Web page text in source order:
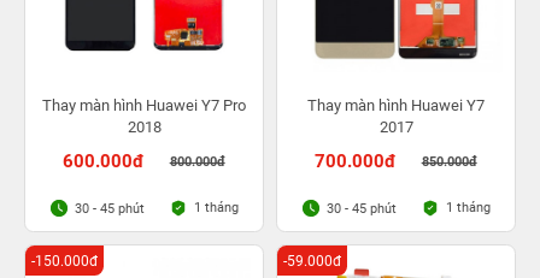
Thay màn hình Huawei Y7 Pro
2018
600.000đ 800.000đ
30 - 45 phút 1 tháng
Thay màn hình Huawei Y7
2017
700.000đ 850.000đ
30 - 45 phút 1 tháng
-150.000đ -59.000đ